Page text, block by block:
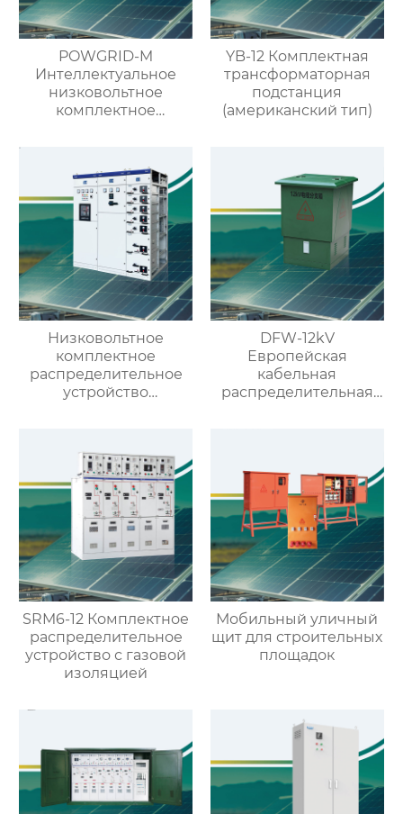
POWGRID-M
Интеллектуальное
низковольтное
комплектное
YB-12 Комплектная
трансформаторная
подстанция
(американский тип)
Низковольтное
комплектное
распределительное
устройство
DFW-12kV
Европейская
кабельная
распределительная
SRM6-12 Комплектное
распределительное
устройство с газовой
изоляцией
Мобильный уличный
щит для строительных
площадок